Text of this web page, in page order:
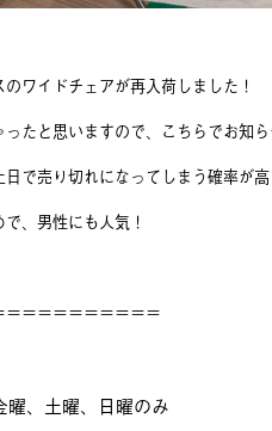
ワイドチェアが再入荷しました！
たと思いますので、こちらでお知ら
日で売り切れになってしまう確率が
、男性にも人気！
＝＝＝＝＝＝＝＝＝
曜、土曜、日曜のみ